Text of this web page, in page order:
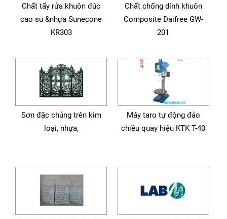
Chất tẩy rửa khuôn đúc
cao su &nhựa Sunecone
KR303
Chất chống dính khuôn
Composite Daifree GW-
201
Sơn đặc chủng trên kim
loại, nhựa,
Máy taro tự động đảo
chiều quay hiệu KTK T-40